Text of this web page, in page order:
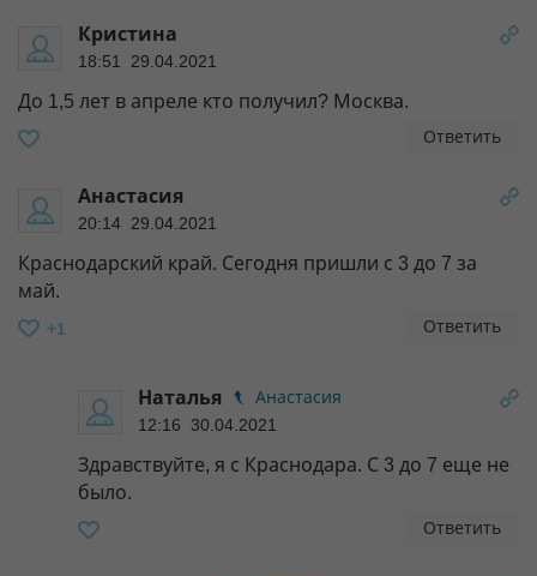
Кристина
18:51 29.04.2021
До 1,5 лет в апреле кто получил? Москва.
Ответить
Анастасия
20:14 29.04.2021
Краснодарский край. Сегодня пришли с 3 до 7 за
май.
+1 Ответить
Наталья
Анастасия
12:16 30.04.2021
Здравствуйте, я с Краснодара. С 3 до 7 еще не
было.
Ответить